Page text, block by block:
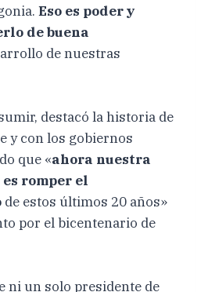
Eso es poder y
de buena
de nuestras
destacó la historia de
y con los gobiernos
que «ahora nuestra
romper el
de estos últimos 20 años»
por el bicentenario de
ni un solo presidente de